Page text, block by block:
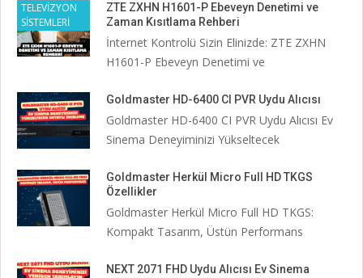
TELEVİZYON
SİSTEMLERİ
ZTE ZXHN H1601-P Ebeveyn Denetimi ve
Zaman Kısıtlama Rehberi
İnternet Kontrolü Sizin Elinizde: ZTE ZXHN
H1601-P Ebeveyn Denetimi ve
Goldmaster HD-6400 CI PVR Uydu Alıcısı
Goldmaster HD-6400 CI PVR Uydu Alıcısı Ev
Sinema Deneyiminizi Yükseltecek
Goldmaster Herkül Micro Full HD TKGS
Özellikler
Goldmaster Herkül Micro Full HD TKGS:
Kompakt Tasarım, Üstün Performans
NEXT 2071 FHD Uydu Alıcısı Ev Sinema